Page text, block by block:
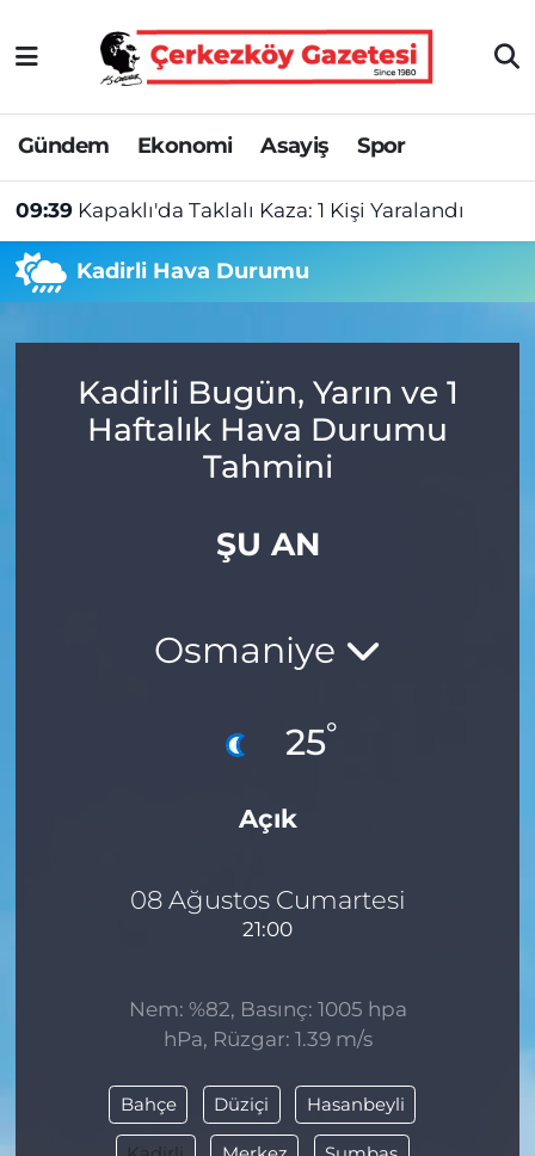
Gündem Ekonomi Asayiş Spor
09:39 Kapaklı'da Taklalı Kaza: 1 Kişi Yaralandı
Kadirli Hava Durumu
Kadirli Bugün, Yarın ve 1
Haftalık Hava Durumu
Tahmini
ŞU AN
Osmaniye
25°
Açık
08 Ağustos Cumartesi
21:00
Nem: %82, Basınç: 1005 hpa
hPa, Rüzgar: 1.39 m/s
Bahçe Düziçi Hasanbeyli
Asayiş
Ekonomi
Gündem
Haber
Manşet
Topluluk Kuralları
Tekirdağ Nöbetçi Eczaneler
Tekirdağ Hava Durumu
Tekirdağ Namaz Vakitleri
Tekirdağ Trafik Yoğunluk Haritası
Tüm Manşetler
Son Dakika Haberleri